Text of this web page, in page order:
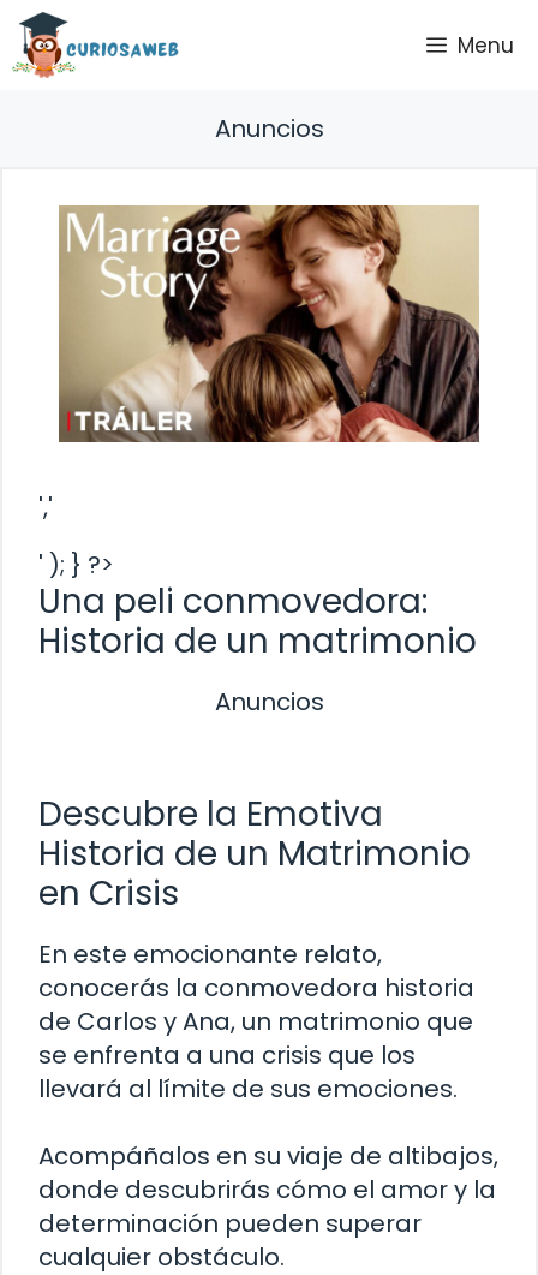
Saltar
contenido
Menu
Anuncios
','
' ); } ?>
Una peli conmovedora:
Historia de un matrimonio
Anuncios
Descubre la Emotiva
Historia de un Matrimonio
en Crisis
En este emocionante relato,
conocerás la conmovedora historia
de Carlos y Ana, un matrimonio que
se enfrenta a una crisis que los
llevará al límite de sus emociones.
Acompáñalos en su viaje de altibajos,
donde descubrirás cómo el amor y la
determinación pueden superar
cualquier obstáculo.